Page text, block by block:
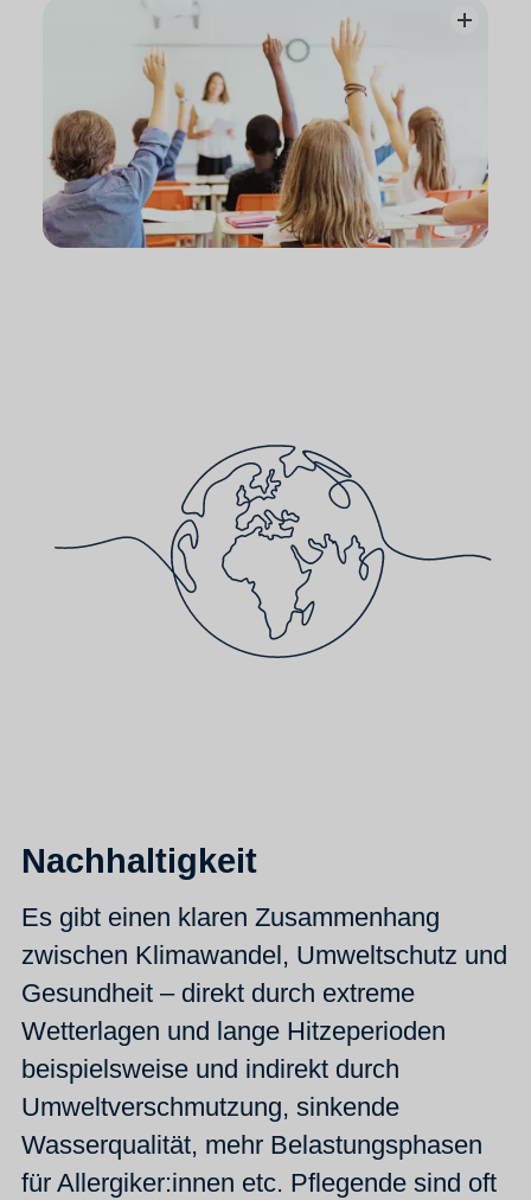
Nachhaltigkeit
Es gibt einen klaren Zusammenhang
zwischen Klimawandel, Umweltschutz und
Gesundheit – direkt durch extreme
Wetterlagen und lange Hitzeperioden
beispielsweise und indirekt durch
Umweltverschmutzung, sinkende
Wasserqualität, mehr Belastungsphasen
für Allergiker:innen etc. Pflegende sind oft